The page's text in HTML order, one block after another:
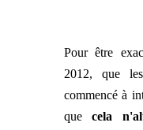
Pour être
2012, que
commencé à
quecela